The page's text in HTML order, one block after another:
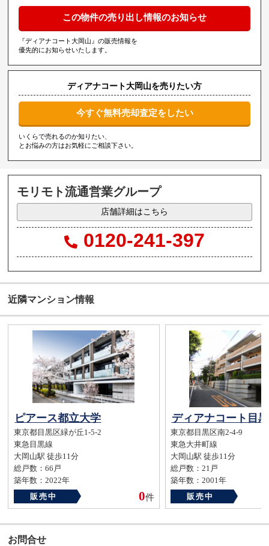
この物件の売り出し情報のお知らせ
『ディアナコート大岡山』の販売情報を
優先的にお知らせいたします。
ディアナコート大岡山を売りたい方
今すぐ無料売却査定をしたい
いくらで売れるのか知りたい、
とお悩みの方はお気軽にご相談下さい。
モリモト流通営業グループ
店舗詳細はこちら
0120-241-397
近隣マンション情報
ピアース都立大学
東京都目黒区緑が丘1-5-2
東急目黒線
大岡山駅 徒歩11分
総戸数：66戸
築年数：2022年
販売中
0件
ディアナコート目
東京都目黒区南2-4-9
東急大井町線
大岡山駅 徒歩11分
総戸数：21戸
築年数：2001年
販売中
お問合せ